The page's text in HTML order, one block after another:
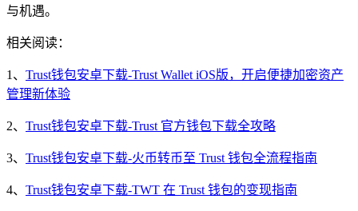
与机遇。
相关阅读：
1、 Trust钱包安卓下载-Trust Wallet iOS版，开启便捷加密资产
管理新体验
2、 Trust钱包安卓下载-Trust 官方钱包下载全攻略
3、 Trust钱包安卓下载-火币转币至 Trust 钱包全流程指南
4、 Trust钱包安卓下载-TWT 在 Trust 钱包的变现指南